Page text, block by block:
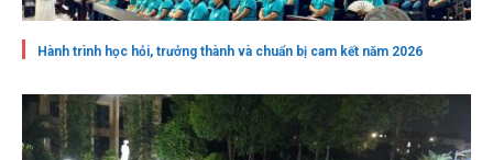
Hành trình học hỏi, trưởng thành và chuẩn bị cam kết năm 2026